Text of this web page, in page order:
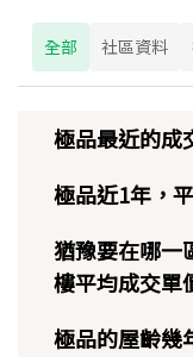
全部 社區資料
極品最近的成
極品近1年，
猶豫要在哪一
樓平均成交單
極品的屋齡幾